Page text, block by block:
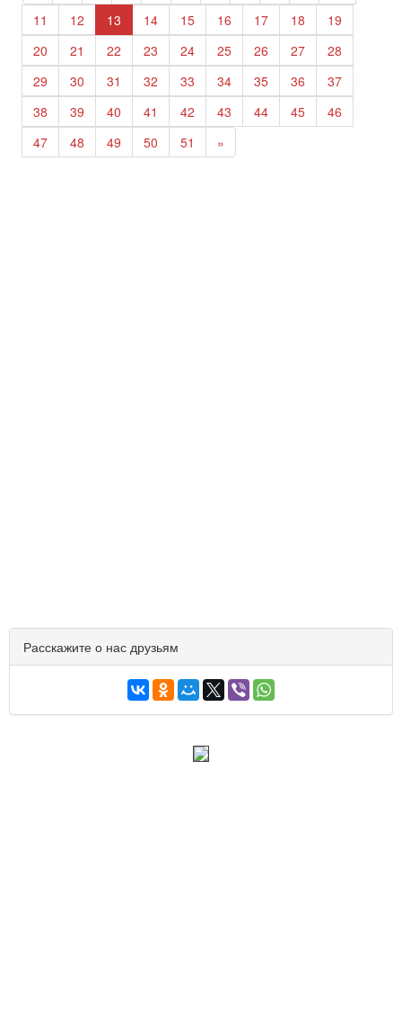
11 12 13 14 15 16 17 18
19
20
21 22 23 24 25 26 27
28
29
30 31 32 33 34 35 36
37
38
39 40 41 42 43 44 45
46
47
48 49 50 51 »
Расскажите о нас друзьям